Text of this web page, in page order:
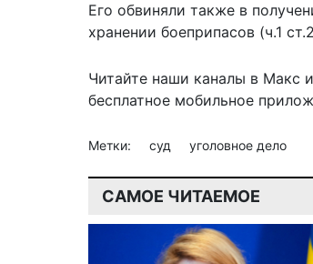
Его обвиняли также в
хранении боеприпасов (ч.1
Читайте наши каналы в Макс
бесплатное мобильное
Метки: суд уголовное дело
САМОЕ ЧИТАЕМОЕ